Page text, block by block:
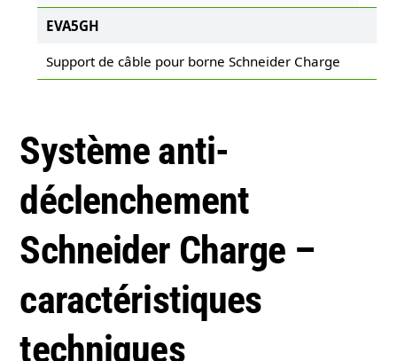
EVA5GH
Support de câble pour borne Schneider Charge
Système anti-
déclenchement
Schneider Charge –
caractéristiques
techniques